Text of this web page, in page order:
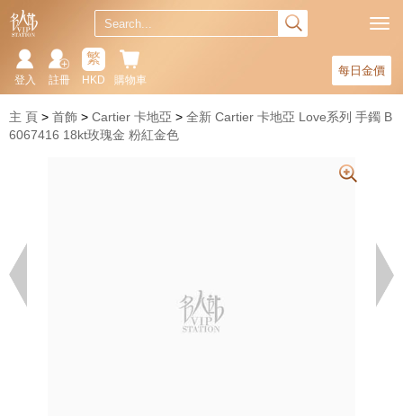
每日金價
購物車
繁
HKD
註冊
登入
主 頁 首飾 Cartier 卡地亞
全新 Cartier 卡地亞 Love系列 手鐲 B
6067416 18kt玫瑰金 粉紅金色